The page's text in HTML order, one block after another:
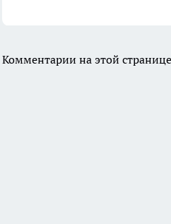
Комментарии на этой